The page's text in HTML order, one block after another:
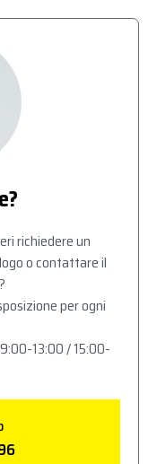
richiedere un
o contattare il
per ogni
13:00 / 15:00-